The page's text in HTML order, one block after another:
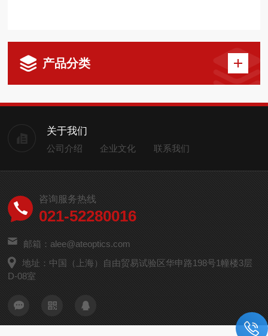
产品分类
关于我们
公司介绍 企业文化 联系我们
咨询服务热线
021-52280016
邮箱：alee@ateoptics.com
地址：中国（上海）自由贸易试验区华申路198号1幢楼3层
D-08室